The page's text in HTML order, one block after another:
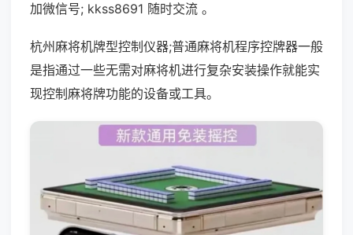
加微信号; kkss8691 随时交流 。
杭州麻将机牌型控制仪器;普通麻将机程序控牌器一般
是指通过一些无需对麻将机进行复杂安装操作就能实
现控制麻将牌功能的设备或工具。